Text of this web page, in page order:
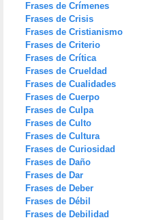
Frases de Crímenes
Frases de Crisis
Frases de Cristianismo
Frases de Criterio
Frases de Crítica
Frases de Crueldad
Frases de Cualidades
Frases de Cuerpo
Frases de Culpa
Frases de Culto
Frases de Cultura
Frases de Curiosidad
Frases de Daño
Frases de Dar
Frases de Deber
Frases de Débil
Frases de Debilidad